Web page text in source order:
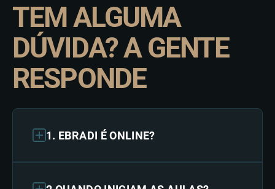
TEM ALGUMA
DÚVIDA? A GENTE
RESPONDE
1. EBRADI É ONLINE?